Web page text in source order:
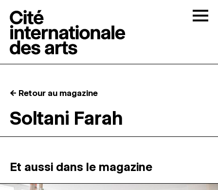
RÉSIDENCES ↓
ATELIERS OUVERTS
← Retour au magazine
Soltani Farah
Et aussi dans le magazine